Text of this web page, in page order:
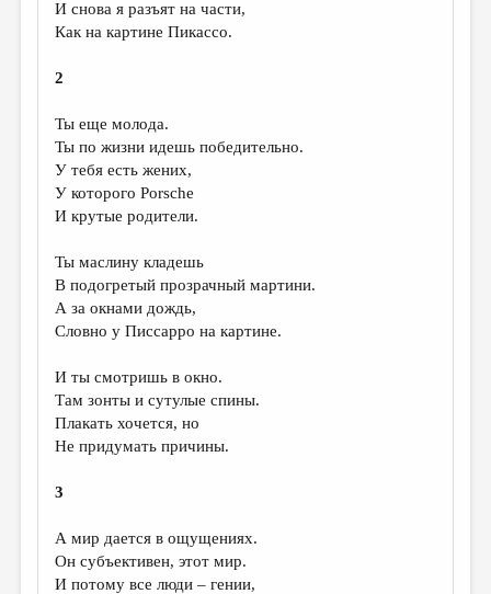
ПРОИЗВЕДЕНИЯ
ДЕТСКАЯ КОМНАТА
КНИЖНАЯ ПОЛКА
ОБЗОР ЛИТЕРАТУРЫ
СТРАНИЦЫ ПАМЯТИ
ОБЪЯВЛЕНИЯ
КОЛОНКА РЕДАКТОРА
РЕДКОЛЛЕГИЯ
ОТ РЕДАКЦИИ
МАЛАЯ ПРОЗА
ЭССЕИСТИКА
ЛИТЕРАТУРОВЕДЕНИЕ
КУЛЬТУРОВЕДЕНИЕ
И снова я разъят на части,
Как на картине Пикассо.
2
Ты еще молода.
Ты по жизни идешь победительно.
У тебя есть жених,
У которого Porsche
И крутые родители.
Ты маслину кладешь
В подогретый прозрачный мартини.
А за окнами дождь,
Словно у Писсарро на картине.
И ты смотришь в окно.
Там зонты и сутулые спины.
Плакать хочется, но
Не придумать причины.
3
А мир дается в ощущениях.
Он субъективен, этот мир.
И потому все люди – гении,